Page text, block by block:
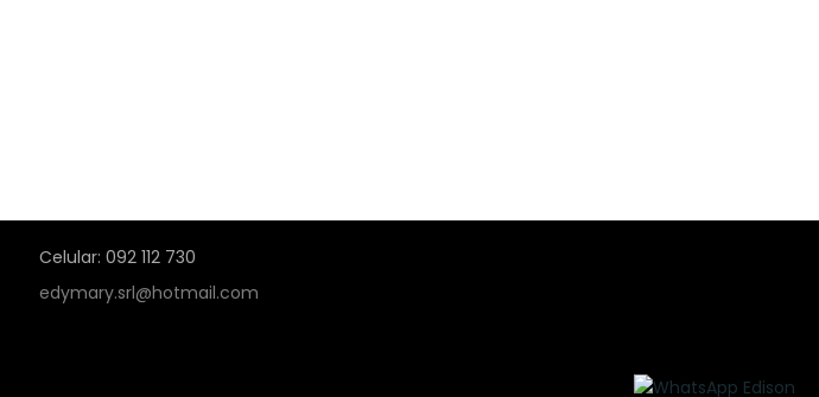
Celular: 092 112 730
edymary.srl@hotmail.com